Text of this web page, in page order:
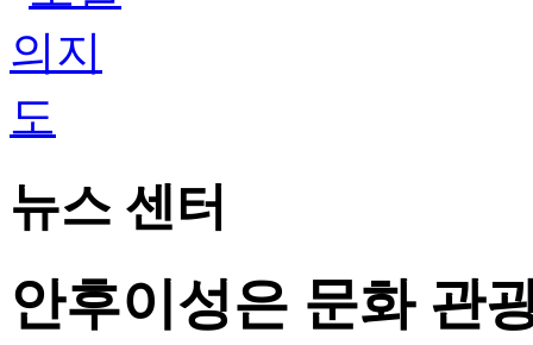
뉴스 센터
안후이성은 문화 관